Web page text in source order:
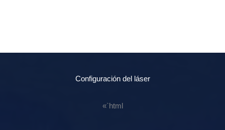
Configuración del láser
«`html